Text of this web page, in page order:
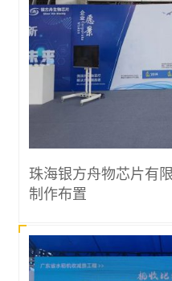
珠海银方舟物芯片有
制作布置